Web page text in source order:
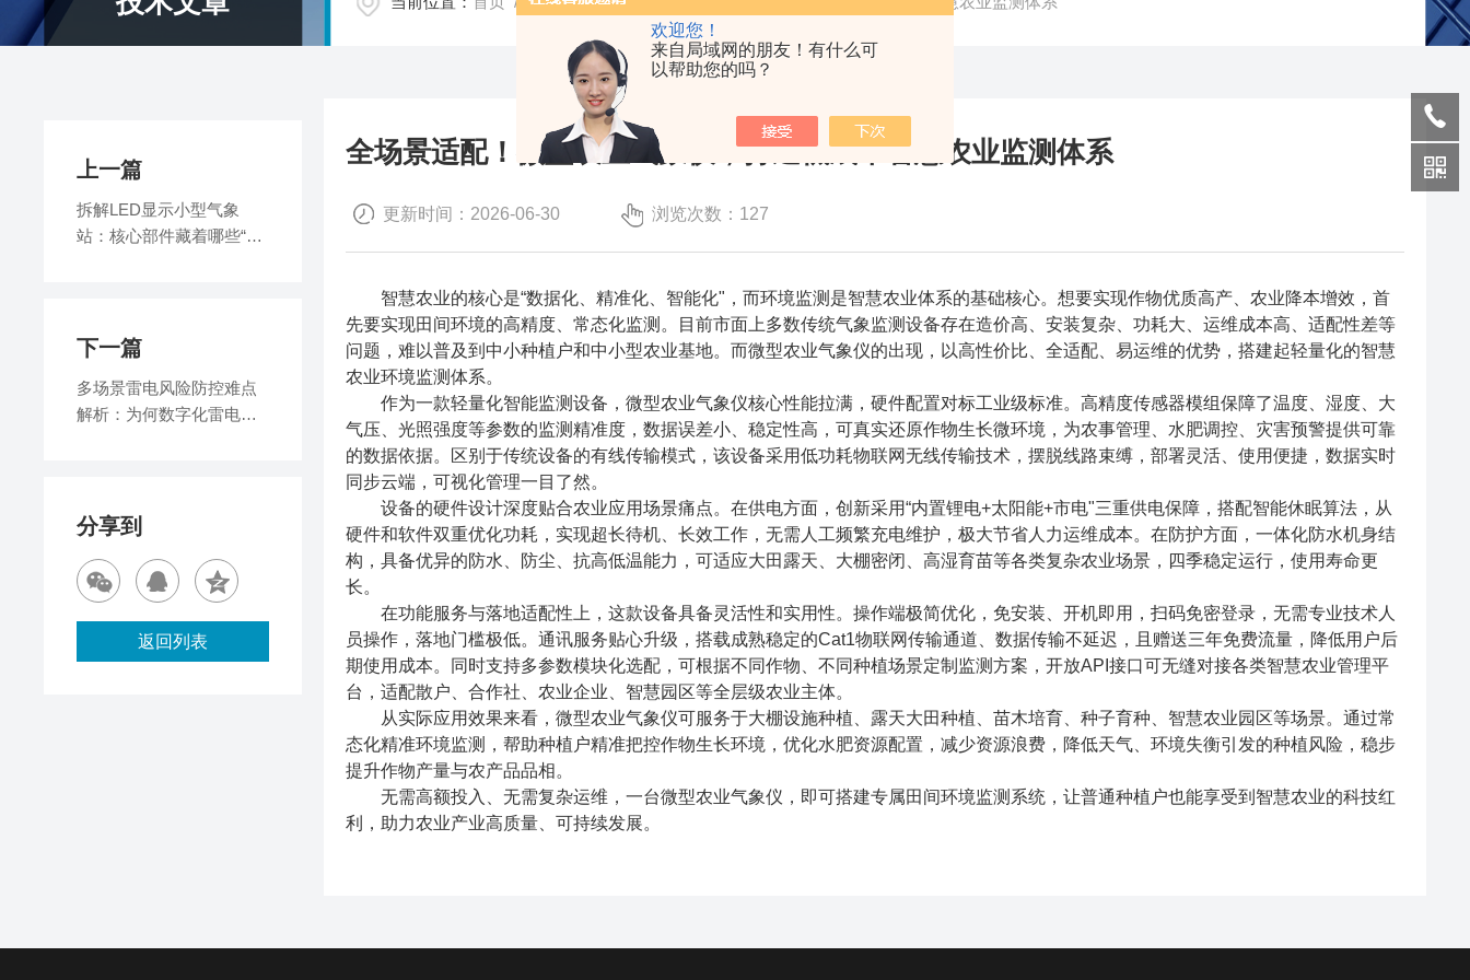
欢迎您！
来自局域网的朋友！有什么可
以帮助您的吗？
全场景适配！微型农业气象仪，打造低成本智慧农业监测体系
更新时间：2026-06-30 浏览次数：127
智慧农业的核心是“数据化、精准化、智能化"，而环境监测是智慧农业体系的基础核心。想要实现作物优质高产、农业降本增效，首
先要实现田间环境的高精度、常态化监测。目前市面上多数传统气象监测设备存在造价高、安装复杂、功耗大、运维成本高、适配性差等
问题，难以普及到中小种植户和中小型农业基地。而微型农业气象仪的出现，以高性价比、全适配、易运维的优势，搭建起轻量化的智慧
农业环境监测体系。
作为一款轻量化智能监测设备，微型农业气象仪核心性能拉满，硬件配置对标工业级标准。高精度传感器模组保障了温度、湿度、大
气压、光照强度等参数的监测精准度，数据误差小、稳定性高，可真实还原作物生长微环境，为农事管理、水肥调控、灾害预警提供可靠
的数据依据。区别于传统设备的有线传输模式，该设备采用低功耗物联网无线传输技术，摆脱线路束缚，部署灵活、使用便捷，数据实时
同步云端，可视化管理一目了然。
设备的硬件设计深度贴合农业应用场景痛点。在供电方面，创新采用“内置锂电+太阳能+市电"三重供电保障，搭配智能休眠算法，从
硬件和软件双重优化功耗，实现超长待机、长效工作，无需人工频繁充电维护，极大节省人力运维成本。在防护方面，一体化防水机身结
构，具备优异的防水、防尘、抗高低温能力，可适应大田露天、大棚密闭、高湿育苗等各类复杂农业场景，四季稳定运行，使用寿命更
长。
在功能服务与落地适配性上，这款设备具备灵活性和实用性。操作端极简优化，免安装、开机即用，扫码免密登录，无需专业技术人
员操作，落地门槛极低。通讯服务贴心升级，搭载成熟稳定的Cat1物联网传输通道、数据传输不延迟，且赠送三年免费流量，降低用户后
期使用成本。同时支持多参数模块化选配，可根据不同作物、不同种植场景定制监测方案，开放API接口可无缝对接各类智慧农业管理平
台，适配散户、合作社、农业企业、智慧园区等全层级农业主体。
从实际应用效果来看，微型农业气象仪可服务于大棚设施种植、露天大田种植、苗木培育、种子育种、智慧农业园区等场景。通过常
态化精准环境监测，帮助种植户精准把控作物生长环境，优化水肥资源配置，减少资源浪费，降低天气、环境失衡引发的种植风险，稳步
提升作物产量与农产品品相。
无需高额投入、无需复杂运维，一台微型农业气象仪，即可搭建专属田间环境监测系统，让普通种植户也能享受到智慧农业的科技红
利，助力农业产业高质量、可持续发展。
上一篇
拆解LED显示小型气象
站：核心部件藏着哪些“气
下一篇
多场景雷电风险防控难点
解析：为何数字化雷电预
分享到
返回列表